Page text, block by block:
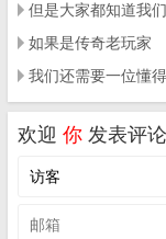
但是大家都知道我
如果是传奇老玩家
我们还需要一位懂
欢迎 你 发表评